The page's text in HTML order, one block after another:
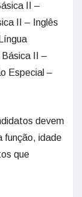
II –
II – Inglês
II –
Especial –
devem
função, idade
que